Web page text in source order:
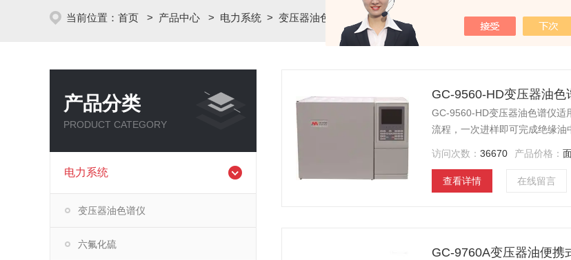
当前位置： 首页 > 产品中心 > 电力系统 > 变压器油色谱仪
产品分类
PRODUCT CATEGORY
电力系统
变压器油色谱仪
六氟化硫
GC-9560-HD变压器油色
GC-9560-HD变压器油色谱仪适
流程，一次进样即可完成绝缘
访问次数：36670 产品价格：
查看详情 在线留言
GC-9760A变压器油便携